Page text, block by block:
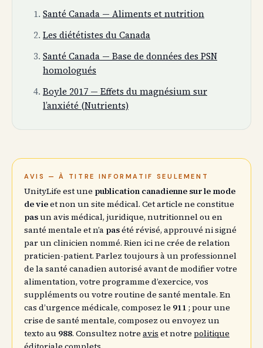
Santé Canada — Aliments et nutrition
Les diététistes du Canada
Santé Canada — Base de données des PSN
homologués
Boyle 2017 — Effets du magnésium sur
l’anxiété (Nutrients)
AVIS — À TITRE INFORMATIF SEULEMENT
UnityLife est une publication canadienne sur le mode
de vieet non un site médical. Cet article ne constitue
pasun avis médical, juridique, nutritionnel ou en
santé mentale et n’a pasété révisé, approuvé ni signé
par un clinicien nommé. Rien ici ne crée de relation
praticien-patient. Parlez toujours à un professionnel
de la santé canadien autorisé avant de modifier votre
alimentation, votre programme d’exercice, vos
suppléments ou votre routine de santé mentale. En
cas d’urgence médicale, composez le 911 ; pour une
crise de santé mentale, composez ou envoyez un
texto au 988. Consultez notre avis et notre politique